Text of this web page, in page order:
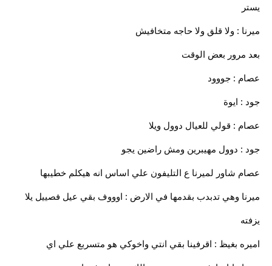
يستر
ميرنا : ولا قلق ولا حاجه متخافيش
بعد مرور بعض الوقت
عصام : جووود
جود : ايوة
عصام : قولي للعيال دوول ويلا
جود : دوول مهيبرين ومش راضين يجو
عصام شاور لميرنا ع التليفون علي اساس انه هيكلم خطيبها
ميرنا وهي تدبدب بقدمها في الارض : اوووف بقي عيل فصييل يلا
يزفته
اميره بغيظ : اقرفينا بقي انتي واخوكي هو متسربع علي اي